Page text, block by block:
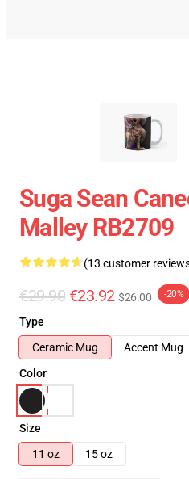
Suga Sean
Malley RB2709
(13 customer
€29.90 €23.92 $26.00 -20%
Type
Ceramic Mug
Accent Mug
Color
Size
11 oz
15 oz